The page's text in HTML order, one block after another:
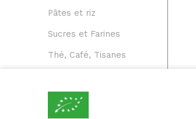
Pâtes et riz
Sucres et Farines
Thé, Café, Tisanes